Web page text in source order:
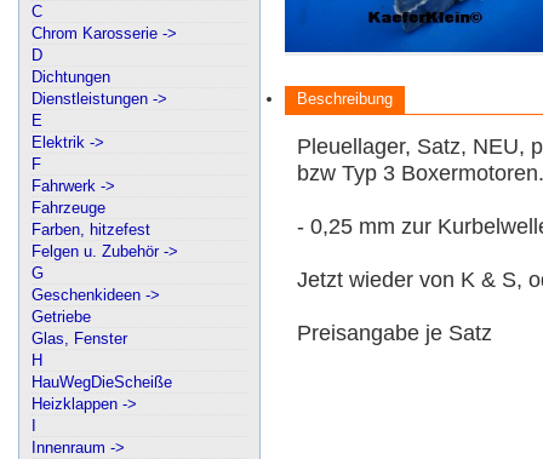
C
Chrom Karosserie ->
D
Dichtungen
Dienstleistungen ->
E
Elektrik ->
F
Fahrwerk ->
Fahrzeuge
Farben, hitzefest
Felgen u. Zubehör ->
G
Geschenkideen ->
Getriebe
Glas, Fenster
H
HauWegDieScheiße
Heizklappen ->
Innenraum ->
Beschreibung
Pleuellager, Satz, NEU,
bzw Typ 3 Boxermotoren.
- 0,25 mm zur
Jetzt wieder von K & S,
Preisangabe je Satz